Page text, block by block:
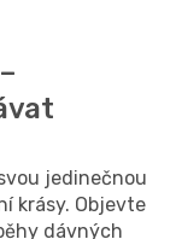
jedinečnou
krásy. Objevte
dávných